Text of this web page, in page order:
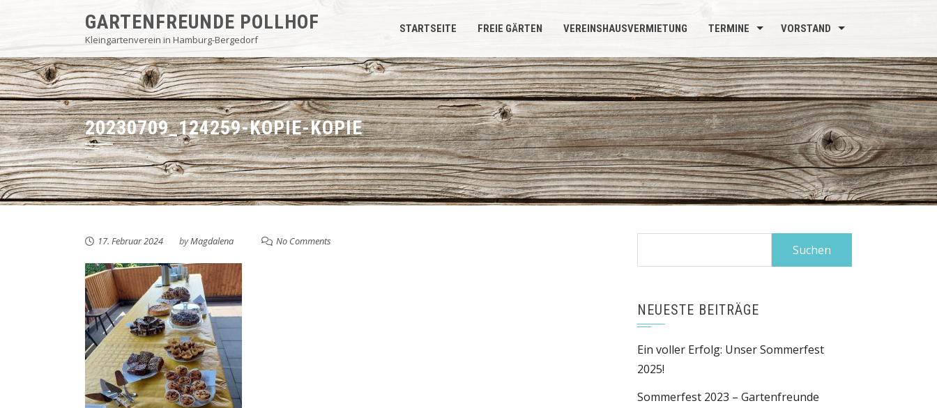
GARTENFREUNDE POLLHOF
Kleingartenverein in Hamburg-Bergedorf
STARTSEITE FREIE GÄRTEN VEREINSHAUSVERMIETUNG TERMINE VORSTAND
20230709_124259-KOPIE-KOPIE
17. Februar 2024 byMagdalena No Comments
NEUESTE BEITRÄGE
Ein voller Erfolg: Unser Sommerfest
2025!
Sommerfest 2023 – Gartenfreunde